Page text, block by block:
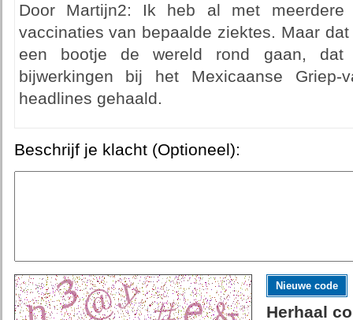
Door Martijn2: Ik heb al met meerdere
vaccinaties van bepaalde ziektes. Maar
een bootje de wereld rond gaan, dat
bijwerkingen bij het Mexicaanse
headlines gehaald.
Beschrijf je klacht (Optioneel):
Nieuwe code
Herhaal